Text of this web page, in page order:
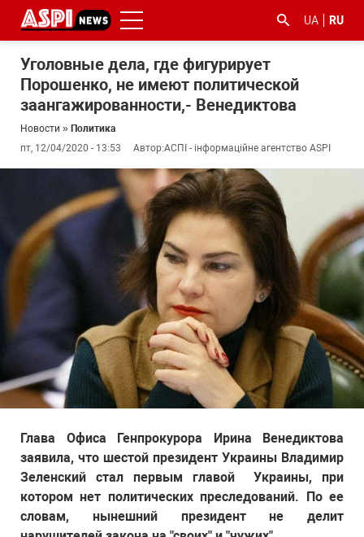
UA RU
Уголовные дела, где фигурирует
Порошенко, не имеют политической
заангажированности,- Венедиктова
Новости » Политика
пт, 12/04/2020 - 13:53
Автор:АСПІ - інформаційне агентство ASPI
Глава Офиса Генпрокурора Ирина Венедиктова
заявила, что шестой президент Украины Владимир
Зеленский стал первым главой Украины, при
котором нет политических преследований. По ее
словам, нынешний президент не делит
#боротьба
корупцією
#гфс #Киев #коронавірус